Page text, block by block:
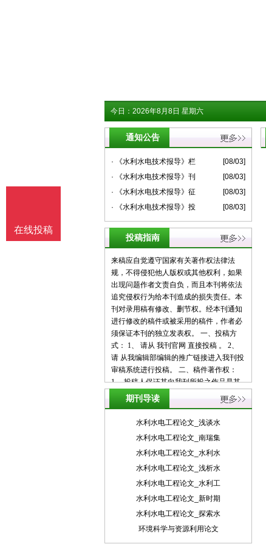
今日： 2026年8月8日 星期六
通知公告
· 《水利水电技术报导》栏
[08/03]
· 《水利水电技术报导》刊
[08/03]
· 《水利水电技术报导》征
[08/03]
· 《水利水电技术报导》投
[08/03]
投稿指南
来稿应自觉遵守国家有关著作权法律法
规，不得侵犯他人版权或其他权利，如果
出现问题作者文责自负，而且本刊将依法
追究侵权行为给本刊造成的损失责任。本
刊对录用稿有修改、删节权。经本刊通知
进行修改的稿件或被采用的稿件，作者必
须保证本刊的独立发表权。 一、投稿方
式： 1、 请从 我刊官网 直接投稿 。 2、
请 从我编辑部编辑的推广链接进入我刊投
审稿系统进行投稿。 二、稿件著作权：
1、 投稿人保证其向我刊所投之作品是其
本人或与他人合作创作之成果，或对所投
作品拥有合法的著作权，无第三人对其作
品提出可成立之权利主张。 2、 投稿人保
发表。 3、 投稿人保证其作品不含有违反
宪法、法律及损害社会公共利益之内容。
4、 投稿人向我刊所投之作品不得同时向
第三方投送，即不允许一稿多投。 5、 投
包括但不限于：通过网络向公众传播、复
制、摘编、表演、播放、展览、发行、摄
制电影、电视、录像制品、录制录音制
期刊导读
水利水电工程论文_浅谈水
水利水电工程论文_南瑞集
水利水电工程论文_水利水
水利水电工程论文_浅析水
水利水电工程论文_水利工
水利水电工程论文_新时期
水利水电工程论文_探索水
环境科学与资源利用论文
在线投稿